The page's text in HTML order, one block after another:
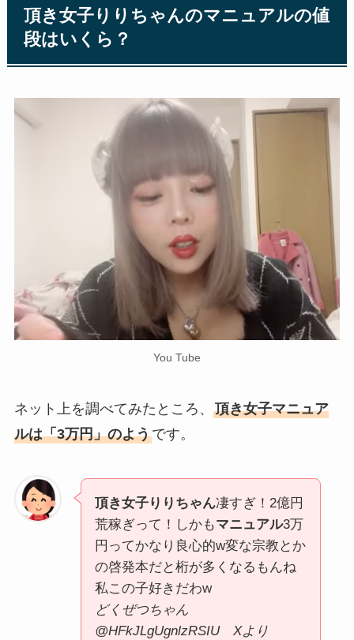
頂き女子りりちゃんのマニュアルの値
段はいくら？
You Tube
ネット上を調べてみたところ、 頂き女子マニュア
ルは「3万円」のようです。
頂き女子りりちゃん凄すぎ！2億円
荒稼ぎって！しかもマニュアル3万
円ってかなり良心的w変な宗教とか
の啓発本だと桁が多くなるもんね
私この子好きだわw
どくぜつちゃん
@HFkJLgUgnlzRSIU Xより